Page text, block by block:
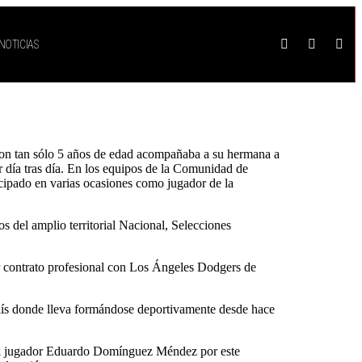
NOTICIAS
sólo 5 años de edad acompañaba a su hermana a
tras día. En los equipos de la Comunidad de
en varias ocasiones como jugador de la
del amplio territorial Nacional, Selecciones
profesional con Los Ángeles Dodgers de
lleva formándose deportivamente desde hace
Eduardo Domínguez Méndez por este